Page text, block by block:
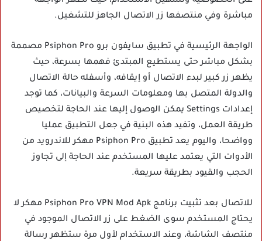
مباشرة وفي منتصفها زر الاتصال الجاهز للتشغيل.
الواجهة الرئيسية في تطبيق سايفون برو Psiphon Pro مصممة
بشكل مباشر حتى يستطيع المبتدئ فهمها بسرعة، حيث
يظهر زر كبير لبدء الاتصال أو إيقافه، وأسفله حالة الاتصال
والدولة المتصل بها ومعلومات السرعة والبيانات، كما توجد
إعدادات Settings يمكن الوصول إليها عند الحاجة لتخصيص
طريقة العمل، وتفيد هذه البنية في جعل التطبيق عمليا
وواضحا، واليوم يعد تطبيق Psiphon Pro مهكر للاندرويد من
الأدوات التي يعتمد عليها المستخدم عند الحاجة إلى تجاوز
الحجب والقيود بطريقة سريعة.
للاتصال بعد تثبيت برنامج Psiphon Pro VPN Mod Apk مهكر لا
يحتاج المستخدم سوى الضغط على زر الاتصال الموجود في
منتصف الشاشة، وعند الاستخدام لأول مرة ستظهر رسالة